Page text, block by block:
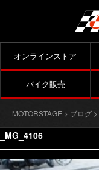
オンラインストア
バイク販売
MOTORSTAGE > ブログ >
_MG_4106